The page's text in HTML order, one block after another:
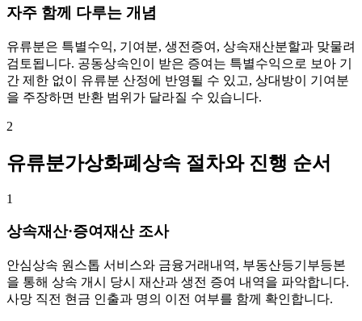
자주 함께 다루는 개념
유류분은 특별수익, 기여분, 생전증여, 상속재산분할과 맞물려
검토됩니다. 공동상속인이 받은 증여는 특별수익으로 보아 기
간 제한 없이 유류분 산정에 반영될 수 있고, 상대방이 기여분
을 주장하면 반환 범위가 달라질 수 있습니다.
2
유류분가상화폐상속 절차와 진행 순서
1
상속재산·증여재산 조사
안심상속 원스톱 서비스와 금융거래내역, 부동산등기부등본
을 통해 상속 개시 당시 재산과 생전 증여 내역을 파악합니다.
사망 직전 현금 인출과 명의 이전 여부를 함께 확인합니다.